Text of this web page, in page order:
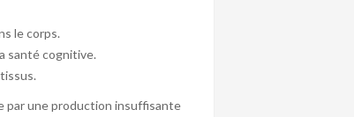
le corps.
santé cognitive.
par une production insuffisante